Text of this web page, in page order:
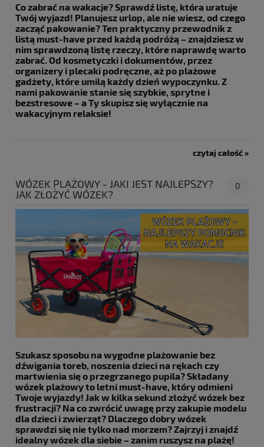
Co zabrać na wakacje? Sprawdź listę, która uratuje
Twój wyjazd! Planujesz urlop, ale nie wiesz, od czego
zacząć pakowanie? Ten praktyczny przewodnik z
listą must-have przed każdą podróżą – znajdziesz w
nim sprawdzoną listę rzeczy, które naprawdę warto
zabrać. Od kosmetyczki i dokumentów, przez
organizery i plecaki podręczne, aż po plażowe
gadżety, które umilą każdy dzień wypoczynku. Z
nami pakowanie stanie się szybkie, sprytne i
bezstresowe – a Ty skupisz się wyłącznie na
wakacyjnym relaksie!
czytaj całość »
WÓZEK PLAŻOWY - JAKI JEST NAJLEPSZY?
JAK ZŁOŻYĆ WÓZEK?
0
Szukasz sposobu na wygodne plażowanie bez
dźwigania toreb, noszenia dzieci na rękach czy
martwienia się o przegrzanego pupila? Składany
wózek plażowy to letni must-have, który odmieni
Twoje wyjazdy! Jak w kilka sekund złożyć wózek bez
frustracji? Na co zwrócić uwagę przy zakupie modelu
dla dzieci i zwierząt? Dlaczego dobry wózek
sprawdzi się nie tylko nad morzem? Zajrzyj i znajdź
idealny wózek dla siebie – zanim ruszysz na plażę!